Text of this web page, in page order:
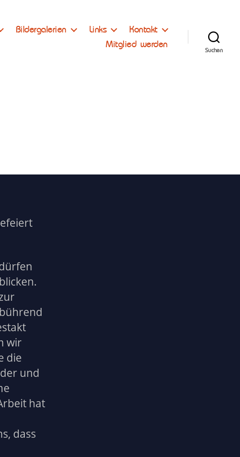
Bildergalerien Links
Kontakt
Mitglied werden
Suchen
wir
die
und
hat
dass